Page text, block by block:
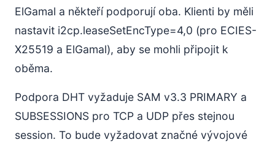
ElGamal a někteří podporují oba. Klienti by měli
nastavit i2cp.leaseSetEncType=4,0 (pro ECIES-
X25519 a ElGamal), aby se mohli připojit k
oběma.
Podpora DHT vyžaduje SAM v3.3 PRIMARY a
SUBSESSIONS pro TCP a UDP přes stejnou
session. To bude vyžadovat značné vývojové